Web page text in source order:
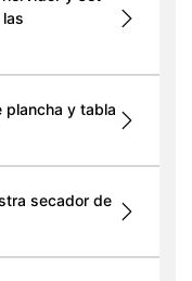
plancha y tabla
secador de